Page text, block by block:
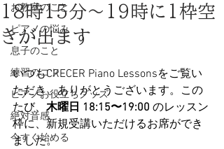
お教室のこと
ピアノの悩み
息子のこと
練習のコツ
ピアノお役立ちグッズ
絶対音感
今すぐ始める
18時15分〜19時に1枠空
きが出ます
いつもCRECER Piano Lessonsをご覧い
ただき、ありがとうございます。この
たび、木曜日 18:15〜19:00 のレッスン
枠に、新規受講いただけるお席ができ
ました。